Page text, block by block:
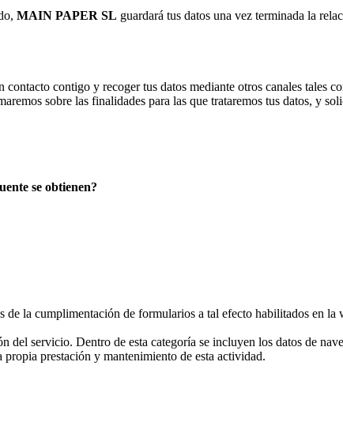
MAIN PAPER SL guardará tus datos una vez terminada la
contacto contigo y recoger tus datos mediante otros canales tales
sobre las finalidades para las que trataremos tus datos, y
se obtienen?
de la cumplimentación de formularios a tal efecto habilitados en
del servicio. Dentro de esta categoría se incluyen los datos de
prestación y mantenimiento de esta actividad.